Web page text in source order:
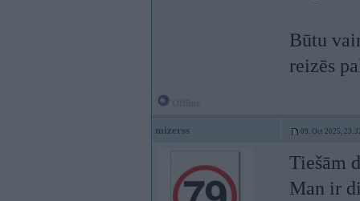
Būtu
reizēs
mizerss 09. Oct 2025,
Tiešām
Man ir